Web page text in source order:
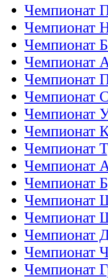
Чемпионат
Чемпионат
Чемпионат
Чемпионат
Чемпионат
Чемпионат
Чемпионат
Чемпионат
Чемпионат
Чемпионат
Чемпионат
Чемпионат
Чемпионат
Чемпионат
Чемпионат
Чемпионат